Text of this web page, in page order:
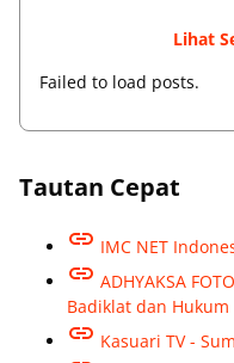
Lihat
Failed to load posts.
Tautan Cepat
IMC NET
ADHYAKSA
Badiklat dan Hukum
Kasuari TV -